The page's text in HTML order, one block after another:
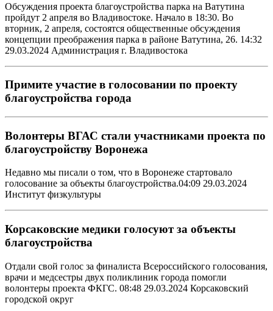
Обсуждения проекта благоустройства парка на Ватутина
пройдут 2 апреля во Владивостоке. Начало в 18:30. Во
вторник, 2 апреля, состоятся общественные обсуждения
концепции преображения парка в районе Ватутина, 26. 14:32
29.03.2024 Администрация г. Владивостока
Примите участие в голосовании по проекту
благоустройства города
Волонтеры ВГАС стали участниками проекта по
благоустройству Воронежа
Недавно мы писали о том, что в Воронеже стартовало
голосование за объекты благоустройства.04:09 29.03.2024
Институт физкультуры
Корсаковские медики голосуют за объекты
благоустройства
Отдали свой голос за финалиста Всероссийского голосования,
врачи и медсестры двух поликлиник города помогли
волонтеры проекта ФКГС. 08:48 29.03.2024 Корсаковский
городской округ